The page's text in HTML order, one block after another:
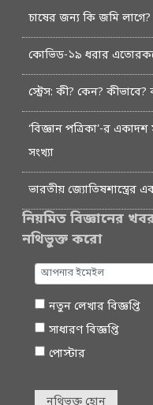
চাষের জন্য কি জমি লাগে?
কোভিড-১৯ ধরার
স্ট্রেস: কী? কেন?
‘বিজ্ঞান পত্রিকা’-র
সংখ্যা
ভারতীয় জ্যোতিষশাস্ত্রের
নিয়মিত বিজ্ঞানের
নথিভুক্ত করো
নতুন লেখার বিজ্ঞপ্তি
সাধারণ বিজ্ঞপ্তি
পোস্টার